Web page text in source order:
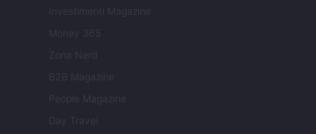
Investimenti Magazine
Money 365
Zona Nerd
B2B Magazine
People Magazine
Day Travel